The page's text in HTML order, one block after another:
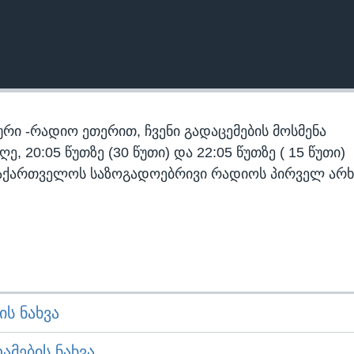
-რადიო ეთერით, ჩვენი გადაცემების მოსმენა
20:05 წუთზე (30 წუთი) და 22:05 წუთზე ( 15 წუთი)
საზოგადოებრივი რადიოს პირველ
ᲜᲐᲮᲕᲐ